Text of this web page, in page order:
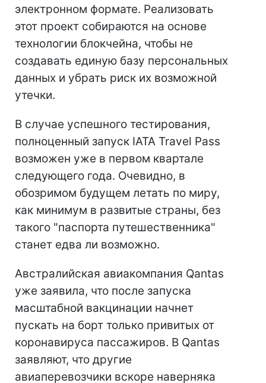
электронном формате. Реализовать
этот проект собираются на основе
технологии блокчейна, чтобы не
создавать единую базу персональных
данных и убрать риск их возможной
утечки.
В случае успешного тестирования,
полноценный запуск IATA Travel Pass
возможен уже в первом квартале
следующего года. Очевидно, в
обозримом будущем летать по миру,
как минимум в развитые страны, без
такого "паспорта путешественника"
станет едва ли возможно.
Австралийская авиакомпания Qantas
уже заявила, что после запуска
масштабной вакцинации начнет
пускать на борт только привитых от
коронавируса пассажиров. В Qantas
заявляют, что другие
авиаперевозчики вскоре наверняка